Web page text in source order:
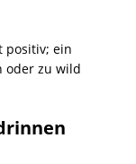
positiv; ein
oder zu wild